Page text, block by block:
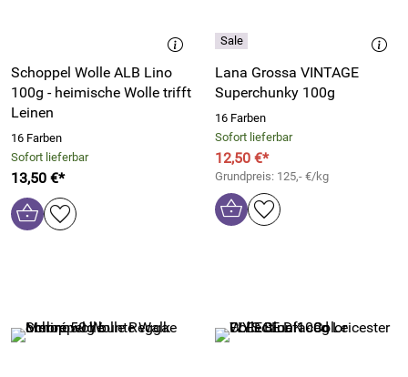
Schoppel Wolle ALB Lino
100g - heimische Wolle trifft
Leinen
16 Farben
Sofort lieferbar
13,50 €*
Lana Grossa VINTAGE
Superchunky 100g
16 Farben
Sofort lieferbar
12,50 €*
Grundpreis: 125,- €/kg